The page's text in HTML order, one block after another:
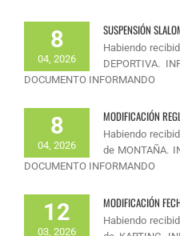
8
04, 2026
SUSPENSIÓN
Habiendo
DEPORTIVA.
DOCUMENTO INFORMANDO
8
04, 2026
MODIFICACIÓN
Habiendo
de MONTAÑA.
DOCUMENTO INFORMANDO
12
03, 2026
MODIFICACIÓN
Habiendo